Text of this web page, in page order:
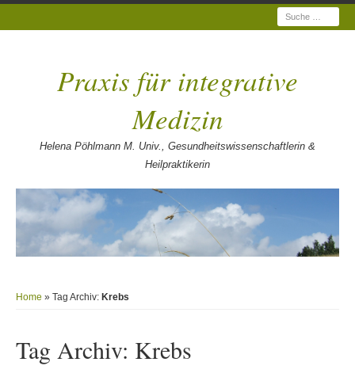
Suche
Praxis für integrative
Medizin
Helena Pöhlmann M. Univ., Gesundheitswissenschaftlerin &
Heilpraktikerin
Home » Tag Archiv: Krebs
Tag Archiv: Krebs